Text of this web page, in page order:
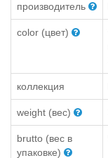
производитель
color (цвет)
коллекция
weight (вес)
brutto (вес в
упаковке)